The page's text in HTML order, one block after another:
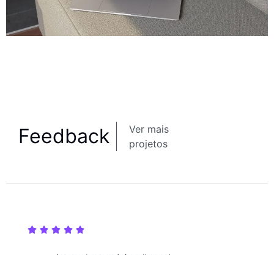
Feedback
Ver mais
projetos